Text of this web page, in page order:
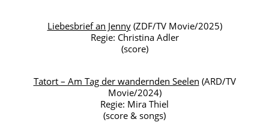
Liebesbrief an Jenny(ZDF/TV Movie/2025)
Regie: Christina Adler
(score)
Tatort – Am Tag der wandernden Seelen (ARD/TV
Movie/2024)
Regie: Mira Thiel
(score & songs)